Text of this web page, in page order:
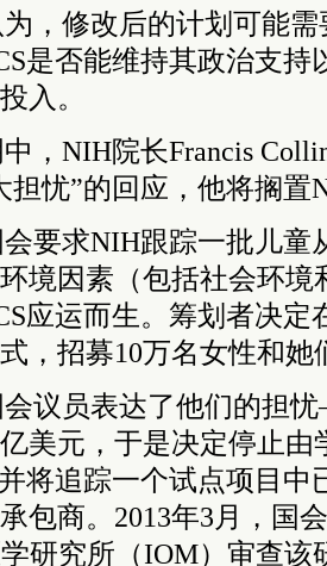
，修改后的计划可能
是否能维持其政治支持
入。
，NIH院长Francis
担忧”的回应，他将搁置
会要求NIH跟踪一批儿童
境因素（包括社会环境
应运而生。筹划者决定
，招募10万名女性和她
会议员表达了他们的担
美元，于是决定停止由
将追踪一个试点项目中
包商。2013年3月，国
学研究所（IOM）审查